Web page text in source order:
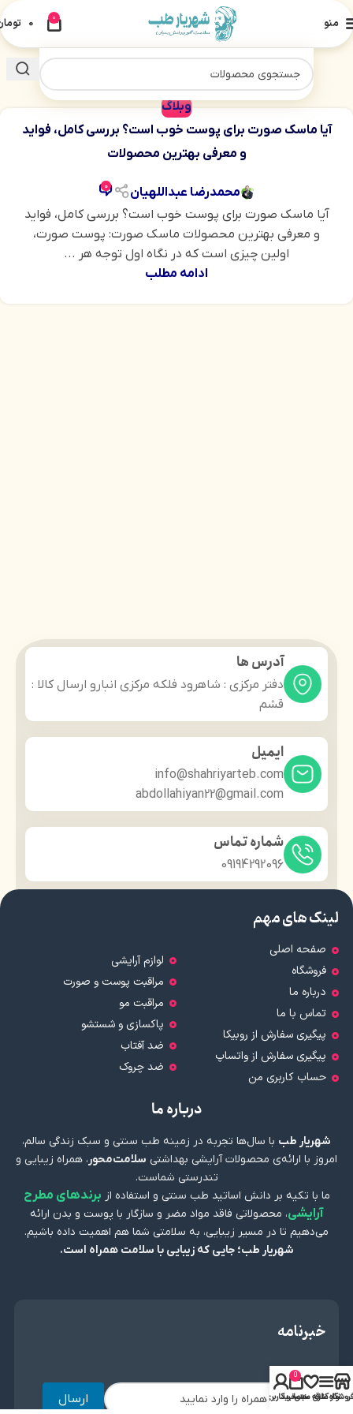
منو 0
0
وبلاگ
آیا ماسک صورت برای پوست خوب است؟ بررسی کامل، فواید
و معرفی بهترین محصولات
محمدرضا عبداللهیان 0
آیا ماسک صورت برای پوست خوب است؟ بررسی کامل، فواید
و معرفی بهترین محصولات ماسک صورت: پوست صورت،
اولین چیزی است که در نگاه اول توجه هر ...
ادامه مطلب
آدرس ها
دفتر مرکزی : شاهرود فلکه مرکزی انبارو ارسال کالا :
قشم
ایمیل
info@shahriyarteb.com
abdollahiyan22@gmail.com
شماره تماس
09194292096
لینک های مهم
صفحه اصلی
فروشگاه
درباره ما
تماس با ما
پیگیری سفارش از روبیکا
پیگیری سفارش از واتساپ
حساب کاربری من
لوازم آرایشی
مراقبت پوست و صورت
مراقبت مو
پاکسازی و شستشو
ضد آفتاب
ضد چروک
درباره ما
شهریار طب با سال‌ها تجربه در زمینه طب سنتی و سبک زندگی سالم،
امروز با ارائه‌ی محصولات آرایشی بهداشتی سلامت‌محور، همراه زیبایی و
تندرستی شماست.
ما با تکیه بر دانش اساتید طب سنتی و استفاده از برندهای مطرح
آرایشی، محصولاتی فاقد مواد مضر و سازگار با پوست و بدن ارائه
می‌دهیم تا در مسیر زیبایی، به سلامتی شما هم اهمیت داده باشیم.
شهریار طب؛ جایی که زیبایی با سلامت همراه است.
خبرنامه
ارسال فروشگاهنوار کناری
علاقه مندی
0
سبد خرید
حساب کاربری من